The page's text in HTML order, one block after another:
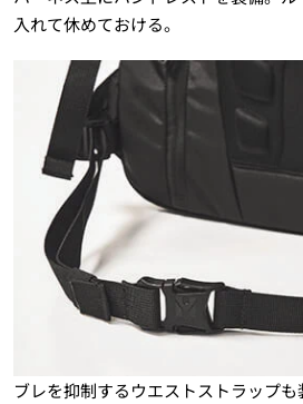
入れて休めておける。
ブレを抑制するウエストストラップ